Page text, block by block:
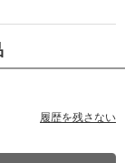
履歴を残さない